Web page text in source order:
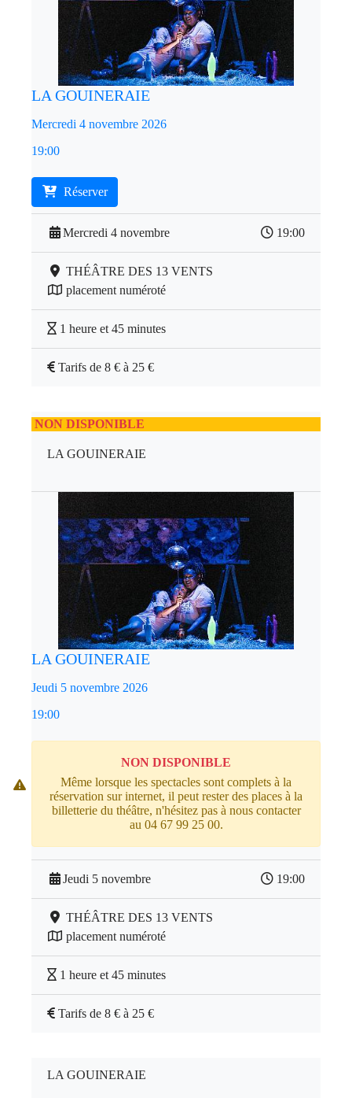
LA GOUINERAIE
Mercredi 4 novembre 2026
19:00
Réserver
Mercredi 4 novembre 19:00
THÉÂTRE DES 13 VENTS
placement numéroté
1 heure et 45 minutes
Tarifs de 8 € à 25 €
NON DISPONIBLE
LA GOUINERAIE
LA GOUINERAIE
Jeudi 5 novembre 2026
19:00
NON DISPONIBLE
Même lorsque les spectacles sont complets à la
réservation sur internet, il peut rester des places à la
billetterie du théâtre, n'hésitez pas à nous contacter
au 04 67 99 25 00.
Jeudi 5 novembre 19:00
THÉÂTRE DES 13 VENTS
placement numéroté
1 heure et 45 minutes
Tarifs de 8 € à 25 €
LA GOUINERAIE